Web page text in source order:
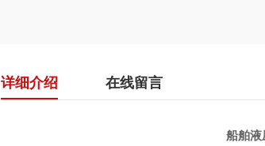
详细介绍 在线留言
船舶液